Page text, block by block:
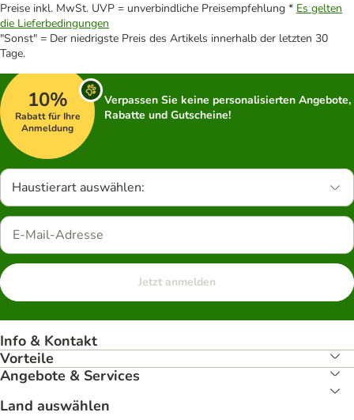
Preise inkl. MwSt. UVP = unverbindliche Preisempfehlung * Es gelten
die Lieferbedingungen
"Sonst" = Der niedrigste Preis des Artikels innerhalb der letzten 30
Tage.
10%
Rabatt für Ihre
Anmeldung
Verpassen Sie keine personalisierten Angebote,
Rabatte und Gutscheine!
Haustierart auswählen:
Jetzt anmelden
Info & Kontakt
Vorteile
Angebote & Services
Land auswählen